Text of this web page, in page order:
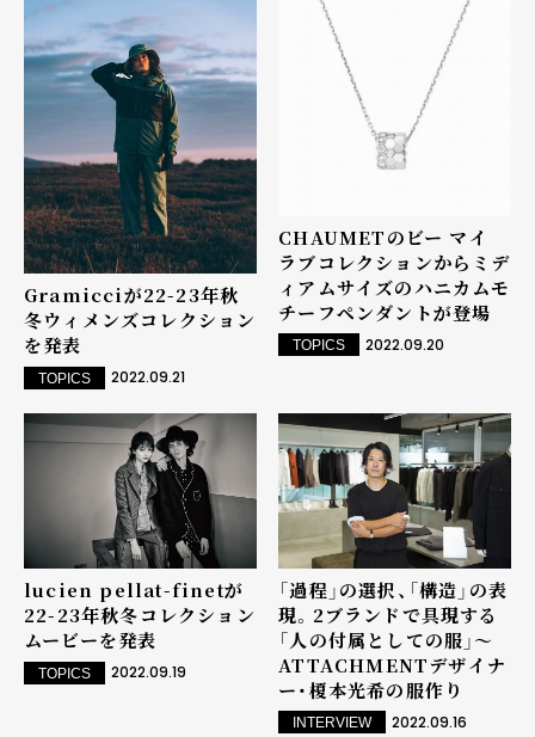
Gramicciが22-23年秋
冬ウィメンズコレクション
を発表
TOPICS 2022.09.21
CHAUMETのビー マイ
ラブコレクションからミデ
ィアムサイズのハニカムモ
チーフペンダントが登場
TOPICS 2022.09.20
lucien pellat-finetが
22-23年秋冬コレクション
ムービーを発表
TOPICS 2022.09.19
「過程」の選択、「構造」の表
現。2ブランドで具現する
「人の付属としての服」～
ATTACHMENTデザイナ
ー・榎本光希の服作り
INTERVIEW 2022.09.16